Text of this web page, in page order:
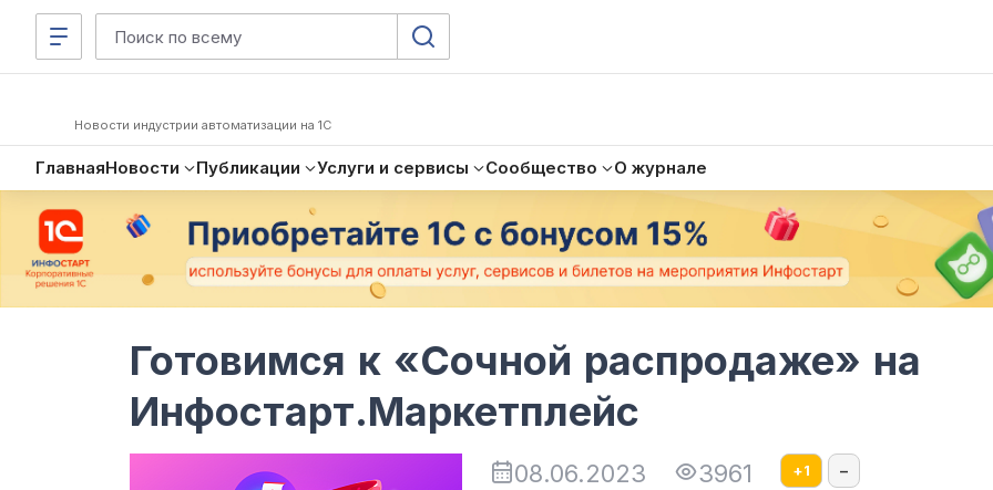
Новости индустрии автоматизации на 1С
ГлавнаяНовости Публикации Услуги и сервисы Сообщество О журнале
Готовимся к «Сочной распродаже» на
Инфостарт.Маркетплейс
08.06.2023 3961 +1 –